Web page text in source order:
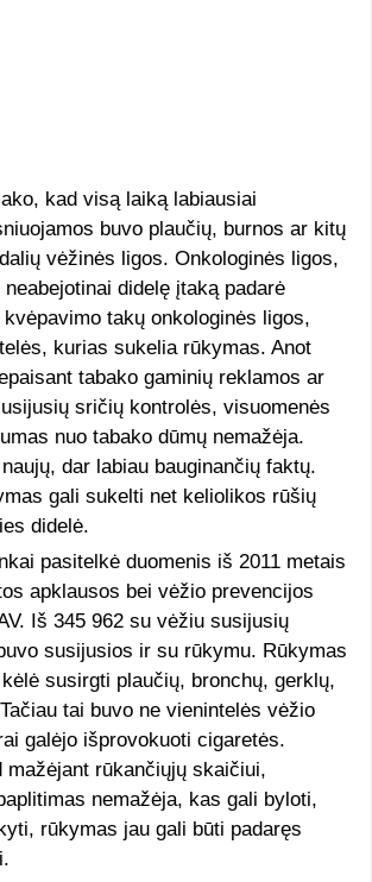
kad visą laiką labiausiai
buvo plaučių, burnos ar kitų
vėžinės ligos. Onkologinės ligos,
didelę įtaką padarė
takų onkologinės ligos,
kurias sukelia rūkymas. Anot
tabako gaminių reklamos ar
sričių kontrolės, visuomenės
nuo tabako dūmų nemažėja.
dar labiau bauginančių faktų.
gali sukelti net keliolikos rūšių
didelė.
pasitelkė duomenis iš 2011 metais
apklausos bei vėžio prevencijos
Iš 345 962 su vėžiu susijusių
susijusios ir su rūkymu. Rūkymas
susirgti plaučių, bronchų, gerklų,
tai buvo ne vienintelės vėžio
galėjo išprovokuoti cigaretės.
mažėjant rūkančiųjų skaičiui,
nemažėja, kas gali byloti,
rūkymas jau gali būti padaręs